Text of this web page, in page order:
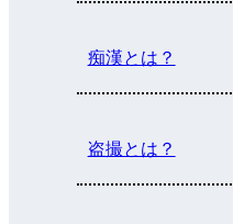
痴漢とは？
盗撮とは？